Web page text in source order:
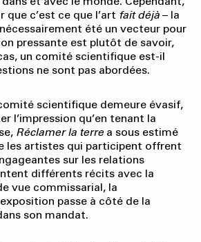
c’est ce que l’art fait déjà – la
été un vecteur pour
pressante est plutôt de savoir,
un comité scientifique est-il
ne sont pas abordées.
scientifique demeure évasif,
l’impression qu’en tenant la
Réclamer la terrea sous estimé
les artistes qui participent offrent
sur les relations
différents récits avec la
vue commissarial, la
passe à côté de la
son mandat.